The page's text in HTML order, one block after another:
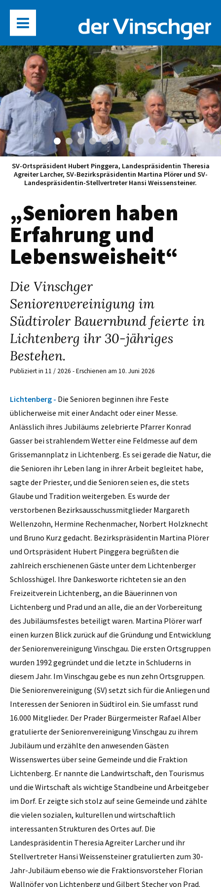
SV-Ortspräsident Hubert Pinggera, Landespräsidentin Theresia
Agreiter Larcher, SV-Bezirkspräsidentin Martina Plörer und SV-
Landespräsidentin-Stellvertreter Hansi Weissensteiner.
„Senioren haben
Erfahrung und
Lebensweisheit“
Die Vinschger
Seniorenvereinigung im
Südtiroler Bauernbund feierte in
Lichtenberg ihr 30-jähriges
Bestehen.
Publiziert in 11 / 2026 - Erschienen am 10. Juni 2026
Lichtenberg - Die Senioren beginnen ihre Feste
üblicherweise mit einer Andacht oder einer Messe.
Anlässlich ihres Jubiläums zelebrierte Pfarrer Konrad
Gasser bei strahlendem Wetter eine Feldmesse auf dem
Grissemannplatz in Lichtenberg. Es sei gerade die Natur, die
die Senioren ihr Leben lang in ihrer Arbeit begleitet habe,
sagte der Priester, und die Senioren seien es, die stets
Glaube und Tradition weitergeben. Es wurde der
verstorbenen Bezirksausschussmitglieder Margareth
Wellenzohn, Hermine Rechenmacher, Norbert Holzknecht
und Bruno Kurz gedacht. Bezirkspräsidentin Martina Plörer
und Ortspräsident Hubert Pinggera begrüßten die
zahlreich erschienenen Gäste unter dem Lichtenberger
Schlosshügel. Ihre Dankesworte richteten sie an den
Freizeitverein Lichtenberg, an die Bäuerinnen von
Lichtenberg und Prad und an alle, die an der Vorbereitung
des Jubiläumsfestes beteiligt waren. Martina Plörer warf
einen kurzen Blick zurück auf die Gründung und Entwicklung
der Seniorenvereinigung Vinschgau. Die ersten Ortsgruppen
wurden 1992 gegründet und die letzte in Schluderns in
diesem Jahr. Im Vinschgau gebe es nun zehn Ortsgruppen.
Die Seniorenvereinigung (SV) setzt sich für die Anliegen und
Interessen der Senioren in Südtirol ein. Sie umfasst rund
16.000 Mitglieder. Der Prader Bürgermeister Rafael Alber
gratulierte der Seniorenvereinigung Vinschgau zu ihrem
Jubiläum und erzählte den anwesenden Gästen
Wissenswertes über seine Gemeinde und die Fraktion
Lichtenberg. Er nannte die Landwirtschaft, den Tourismus
und die Wirtschaft als wichtige Standbeine und Arbeitgeber
im Dorf. Er zeigte sich stolz auf seine Gemeinde und zählte
die vielen sozialen, kulturellen und wirtschaftlich
interessanten Strukturen des Ortes auf. Die
Landespräsidentin Theresia Agreiter Larcher und ihr
Stellvertreter Hansi Weissensteiner gratulierten zum 30-
Jahr-Jubiläum ebenso wie die Fraktionsvorsteher Florian
Wallnöfer von Lichtenberg und Gilbert Stecher von Prad.